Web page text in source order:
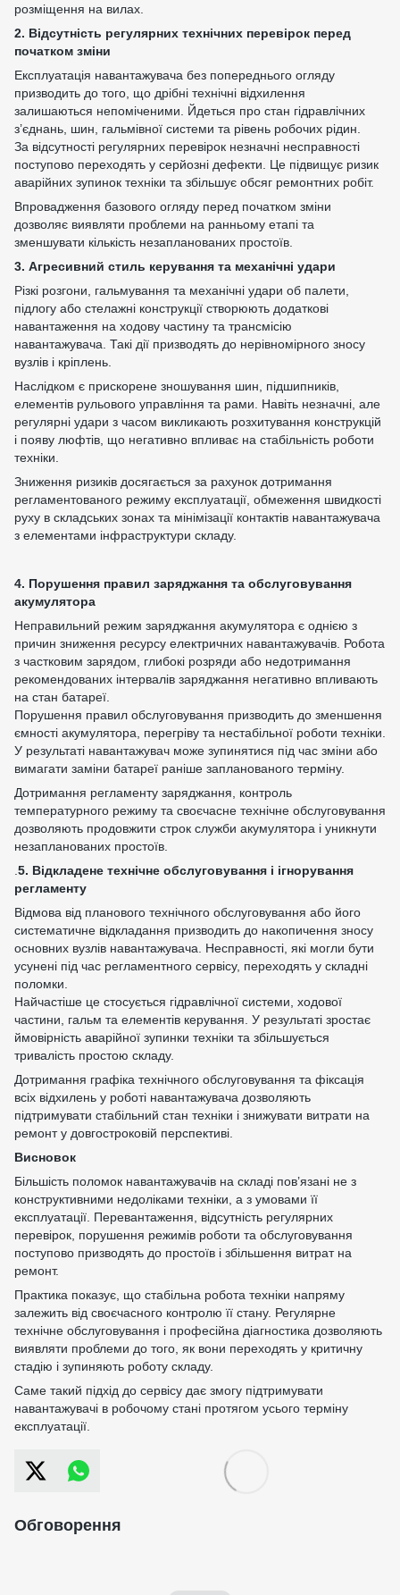
розміщення на вилах.
2. Відсутність регулярних технічних перевірок перед
початком зміни
Експлуатація навантажувача без попереднього огляду
призводить до того, що дрібні технічні відхилення
залишаються непоміченими. Йдеться про стан гідравлічних
з’єднань, шин, гальмівної системи та рівень робочих рідин.
За відсутності регулярних перевірок незначні несправності
поступово переходять у серйозні дефекти. Це підвищує ризик
аварійних зупинок техніки та збільшує обсяг ремонтних робіт.
Впровадження базового огляду перед початком зміни
дозволяє виявляти проблеми на ранньому етапі та
зменшувати кількість незапланованих простоїв.
3. Агресивний стиль керування та механічні удари
Різкі розгони, гальмування та механічні удари об палети,
підлогу або стелажні конструкції створюють додаткові
навантаження на ходову частину та трансмісію
навантажувача. Такі дії призводять до нерівномірного зносу
вузлів і кріплень.
Наслідком є прискорене зношування шин, підшипників,
елементів рульового управління та рами. Навіть незначні, але
регулярні удари з часом викликають розхитування конструкцій
і появу люфтів, що негативно впливає на стабільність роботи
техніки.
Зниження ризиків досягається за рахунок дотримання
регламентованого режиму експлуатації, обмеження швидкості
руху в складських зонах та мінімізації контактів навантажувача
з елементами інфраструктури складу.
4. Порушення правил заряджання та обслуговування
акумулятора
Неправильний режим заряджання акумулятора є однією з
причин зниження ресурсу електричних навантажувачів. Робота
з частковим зарядом, глибокі розряди або недотримання
рекомендованих інтервалів заряджання негативно впливають
на стан батареї.
Порушення правил обслуговування призводить до зменшення
ємності акумулятора, перегріву та нестабільної роботи техніки.
У результаті навантажувач може зупинятися під час зміни або
вимагати заміни батареї раніше запланованого терміну.
Дотримання регламенту заряджання, контроль
температурного режиму та своєчасне технічне обслуговування
дозволяють продовжити строк служби акумулятора і уникнути
незапланованих простоїв.
.5. Відкладене технічне обслуговування і ігнорування
регламенту
Відмова від планового технічного обслуговування або його
систематичне відкладання призводить до накопичення зносу
основних вузлів навантажувача. Несправності, які могли бути
усунені під час регламентного сервісу, переходять у складні
поломки.
Найчастіше це стосується гідравлічної системи, ходової
частини, гальм та елементів керування. У результаті зростає
ймовірність аварійної зупинки техніки та збільшується
тривалість простою складу.
Дотримання графіка технічного обслуговування та фіксація
всіх відхилень у роботі навантажувача дозволяють
підтримувати стабільний стан техніки і знижувати витрати на
ремонт у довгостроковій перспективі.
Висновок
Більшість поломок навантажувачів на складі пов’язані не з
конструктивними недоліками техніки, а з умовами її
експлуатації. Перевантаження, відсутність регулярних
перевірок, порушення режимів роботи та обслуговування
поступово призводять до простоїв і збільшення витрат на
ремонт.
Практика показує, що стабільна робота техніки напряму
залежить від своєчасного контролю її стану. Регулярне
технічне обслуговування і професійна діагностика дозволяють
виявляти проблеми до того, як вони переходять у критичну
стадію і зупиняють роботу складу.
Саме такий підхід до сервісу дає змогу підтримувати
навантажувачі в робочому стані протягом усього терміну
експлуатації.
Обговорення